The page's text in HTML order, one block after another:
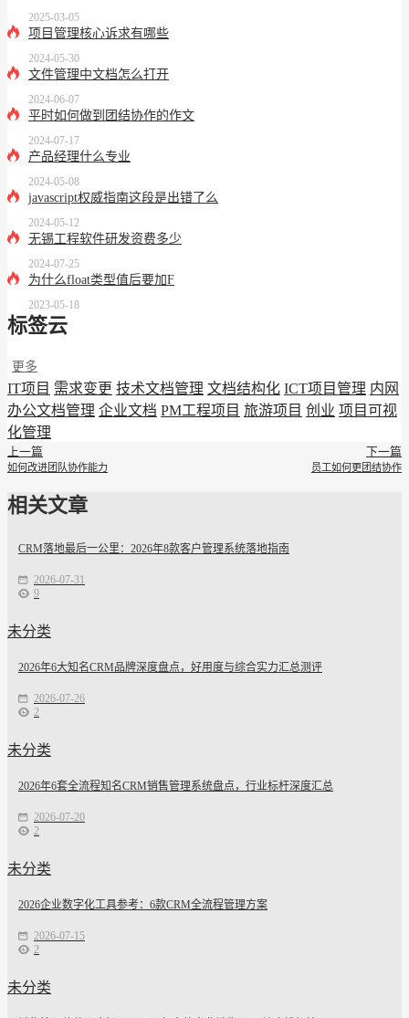
2025-03-05
项目管理核心诉求有哪些
2024-05-30
文件管理中文档怎么打开
2024-06-07
平时如何做到团结协作的作文
2024-07-17
产品经理什么专业
2024-05-08
javascript权威指南这段是出错了么
2024-05-12
无锡工程软件研发资费多少
2024-07-25
为什么float类型值后要加F
2023-05-18
标签云
更多
IT项目 需求变更 技术文档管理 文档结构化 ICT项目管理 内网
办公文档管理 企业文档 PM工程项目 旅游项目 创业 项目可视
化管理
上一篇
如何改进团队协作能力
下一篇
员工如何更团结协作
相关文章
CRM落地最后一公里：2026年8款客户管理系统落地指南
2026-07-31
9
未分类
2026年6大知名CRM品牌深度盘点，好用度与综合实力汇总测评
2026-07-26
2
未分类
2026年6套全流程知名CRM销售管理系统盘点，行业标杆深度汇总
2026-07-20
2
未分类
2026企业数字化工具参考：6款CRM全流程管理方案
2026-07-15
2
未分类